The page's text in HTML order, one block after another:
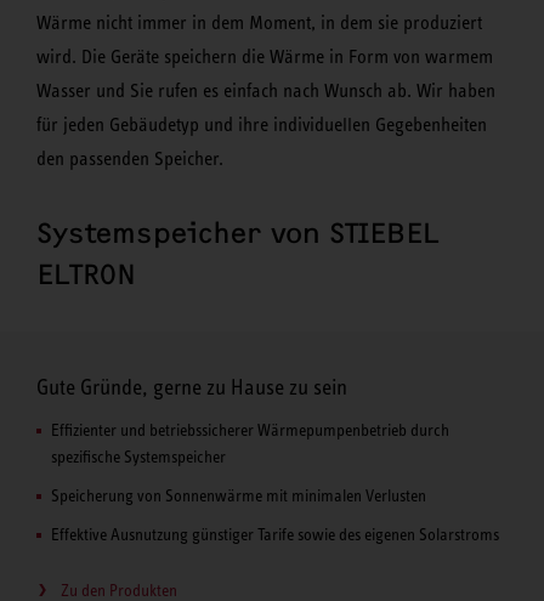
Wärme nicht immer in dem Moment, in dem sie produziert
wird. Die Geräte speichern die Wärme in Form von warmem
Wasser und Sie rufen es einfach nach Wunsch ab. Wir haben
für jeden Gebäudetyp und ihre individuellen Gegebenheiten
den passenden Speicher.
Systemspeicher von STIEBEL
ELTRON
Gute Gründe, gerne zu Hause zu sein
Effizienter und betriebssicherer Wärmepumpenbetrieb durch
spezifische Systemspeicher
Speicherung von Sonnenwärme mit minimalen Verlusten
Effektive Ausnutzung günstiger Tarife sowie des eigenen Solarstroms
Zu den Produkten